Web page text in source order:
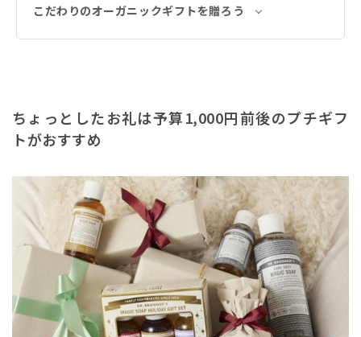
こだわりのオーガニックギフトを贈ろう
ちょっとしたお礼は予算1,000円前後のプチギフ
トがおすすめ